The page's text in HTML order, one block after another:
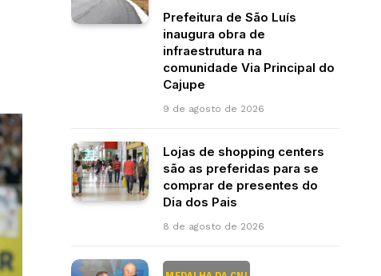
Prefeitura de São Luís
inaugura obra de
infraestrutura na
comunidade Via Principal do
Cajupe
9 de agosto de 2026
Lojas de shopping centers
são as preferidas para se
comprar de presentes do
Dia dos Pais
8 de agosto de 2026